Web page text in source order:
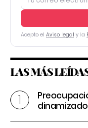
Acepto el Aviso legal y la
LAS MÁS